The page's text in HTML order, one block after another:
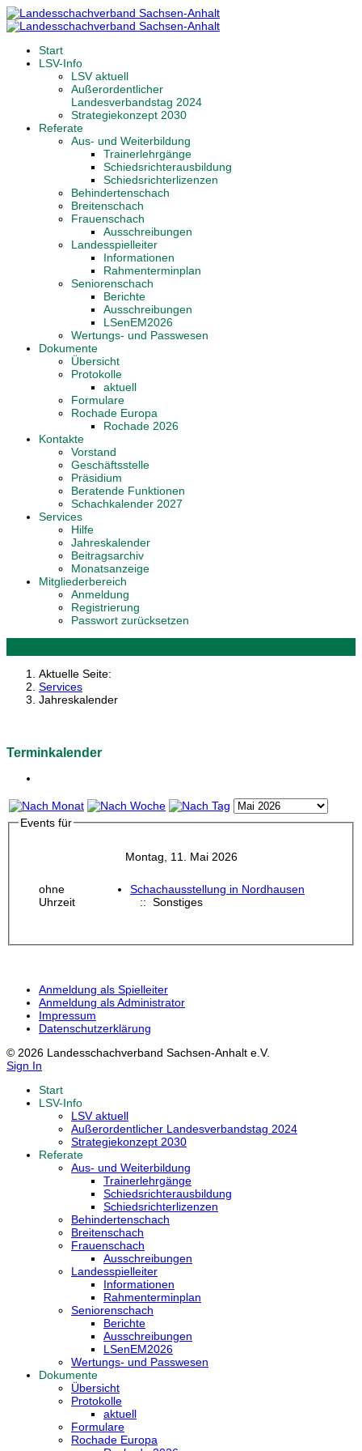
Start
LSV-Info
LSV aktuell
Außerordentlicher
Landesverbandstag 2024
Strategiekonzept 2030
Referate
Aus- und Weiterbildung
Trainerlehrgänge
Schiedsrichterausbildung
Schiedsrichterlizenzen
Behindertenschach
Breitenschach
Frauenschach
Ausschreibungen
Landesspielleiter
Informationen
Rahmenterminplan
Seniorenschach
Berichte
Ausschreibungen
LSenEM2026
Wertungs- und Passwesen
Dokumente
Übersicht
Protokolle
aktuell
Formulare
Rochade Europa
Rochade 2026
Kontakte
Vorstand
Geschäftsstelle
Präsidium
Beratende Funktionen
Schachkalender 2027
Services
Hilfe
Jahreskalender
Beitragsarchiv
Monatsanzeige
Mitgliederbereich
Anmeldung
Registrierung
Passwort zurücksetzen
Aktuelle Seite:
Services
Jahreskalender
Terminkalender
Events für
Montag, 11. Mai 2026
ohne
Uhrzeit
Schachausstellung in Nordhausen
:: Sonstiges
Anmeldung als Spielleiter
Anmeldung als Administrator
Impressum
Datenschutzerklärung
© 2026 Landesschachverband Sachsen-Anhalt e.V.
Sign In
Start
LSV-Info
LSV aktuell
Außerordentlicher Landesverbandstag 2024
Strategiekonzept 2030
Referate
Aus- und Weiterbildung
Trainerlehrgänge
Schiedsrichterausbildung
Schiedsrichterlizenzen
Behindertenschach
Breitenschach
Frauenschach
Ausschreibungen
Landesspielleiter
Informationen
Rahmenterminplan
Seniorenschach
Berichte
Ausschreibungen
LSenEM2026
Wertungs- und Passwesen
Dokumente
Übersicht
Protokolle
aktuell
Formulare
Rochade Europa